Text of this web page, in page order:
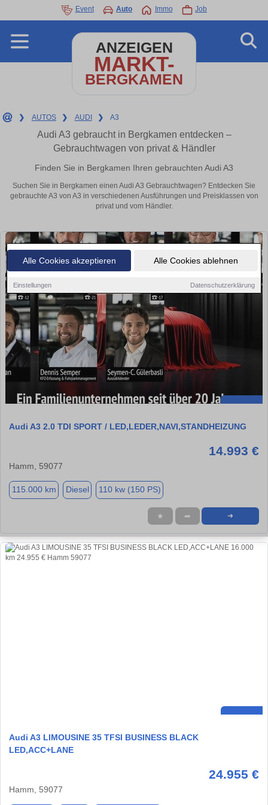
Alle Cookies akzeptieren Alle Cookies ablehnen
Einstellungen Datenschutzerklärung
Event Auto Immo Job
ANZEIGEN
MARKT-
BERGKAMEN
❯ AUTOS ❯ AUDI ❯ A3
Audi A3 gebraucht in Bergkamen entdecken –
Gebrauchtwagen von privat & Händler
Finden Sie in Bergkamen Ihren gebrauchten Audi A3
Suchen Sie in Bergkamen einen Audi A3 Gebrauchtwagen? Entdecken Sie
gebrauchte A3 von A3 in verschiedenen Ausführungen und Preisklassen von
privat und vom Händler.
Audi A3 2.0 TDI SPORT / LED,LEDER,NAVI,STANDHEIZUNG
14.993 €
Hamm, 59077
115.000 km Diesel 110 kw (150 PS)
★ ➦ ➜
Audi A3 LIMOUSINE 35 TFSI BUSINESS BLACK
LED,ACC+LANE
24.955 €
Hamm, 59077